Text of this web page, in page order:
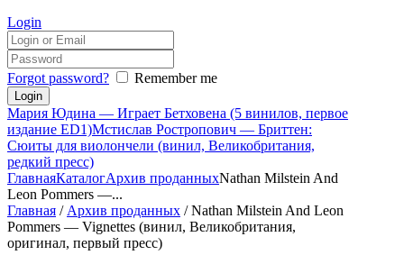
Login
Forgot password? Remember me
Мария Юдина — Играет Бетховена (5 винилов, первое
издание ED1)Мстислав Ростропович — Бриттен:
Сюиты для виолончели (винил, Великобритания,
редкий пресс)
ГлавнаяКаталогАрхив проданныхNathan Milstein And
Leon Pommers —...
Главная / Архив проданных / Nathan Milstein And Leon
Pommers — Vignettes (винил, Великобритания,
оригинал, первый пресс)